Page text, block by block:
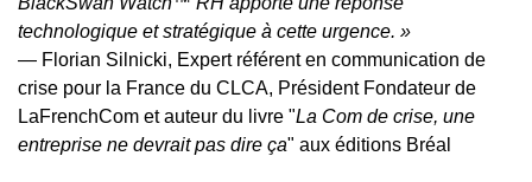
technologique et stratégique à cette urgence. »
— Florian Silnicki, Expert référent en communication de
crise pour la France du CLCA, Président Fondateur de
LaFrenchCom et auteur du livre "La Com de crise, une
entreprise ne devrait pas dire ça" aux éditions Bréal